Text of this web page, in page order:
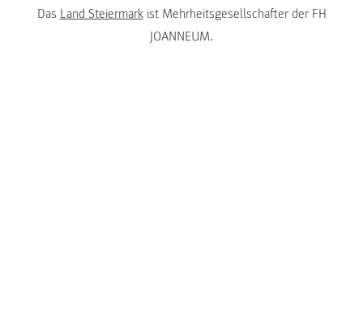
Das Land Steiermarkist Mehrheitsgesellschafter der FH
JOANNEUM.